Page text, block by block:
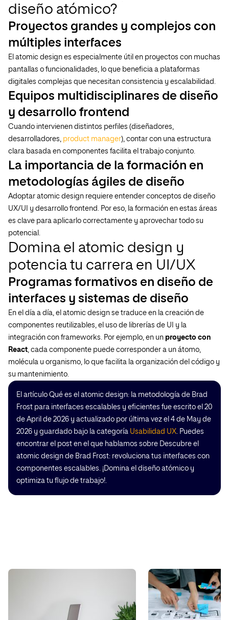
diseño atómico?
Proyectos grandes y complejos con
múltiples interfaces
El atomic design es especialmente útil en proyectos con muchas
pantallas o funcionalidades, lo que beneficia a plataformas
digitales complejas que necesitan consistencia y escalabilidad.
Equipos multidisciplinares de diseño
y desarrollo frontend
Cuando intervienen distintos perfiles (diseñadores,
desarrolladores, product manager), contar con una estructura
clara basada en componentes facilita el trabajo conjunto.
La importancia de la formación en
metodologías ágiles de diseño
Adoptar atomic design requiere entender conceptos de diseño
UX/UI y desarrollo frontend. Por eso, la formación en estas áreas
es clave para aplicarlo correctamente y aprovechar todo su
potencial.
Domina el atomic design y
potencia tu carrera en UI/UX
Programas formativos en diseño de
interfaces y sistemas de diseño
En el día a día, el atomic design se traduce en la creación de
componentes reutilizables, el uso de librerías de UI y la
integración con frameworks. Por ejemplo, en un proyecto con
React, cada componente puede corresponder a un átomo,
molécula u organismo, lo que facilita la organización del código y
su mantenimiento.
El artículo Qué es el atomic design: la metodología de Brad
Frost para interfaces escalables y eficientes fue escrito el 20
de April de 2026 y actualizado por última vez el 4 de May de
2026 y guardado bajo la categoría Usabilidad UX. Puedes
encontrar el post en el que hablamos sobre Descubre el
atomic design de Brad Frost: revoluciona tus interfaces con
componentes escalables. ¡Domina el diseño atómico y
optimiza tu flujo de trabajo!.